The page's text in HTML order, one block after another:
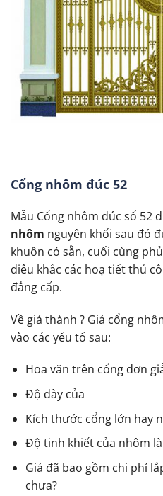
Cổng nhôm đúc 52
Mẫu Cổng nhôm đúc số 52
nhôm nguyên khối sau đó
khuôn có sẵn, cuối cùng
điêu khắc các hoạ tiết thủ
đẳng cấp.
Về giá thành ? Giá cổng
vào các yếu tố sau:
Hoa văn trên cổng đơn
Độ dày của
Kích thước cổng lớn hay
Độ tinh khiết của nhôm
Giá đã bao gồm chi phí
chưa?